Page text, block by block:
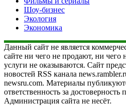
Шоу-бизнес
Экология
Экономика
Данный сайт не является
сайте ни чего не продают, ни чего
услуги не оказываются. Сайт
новостей RSS канала
newsru.com. Материалы
ответственность за
Администрация сайта не несёт.